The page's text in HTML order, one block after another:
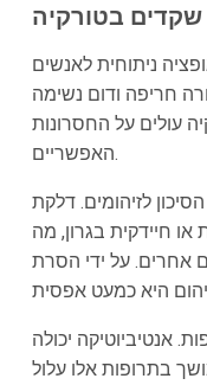
שקדים בטורקיה
ניתוחית לאנשים
חריפה ודום נשימה
עולים על החסרונות
האפשריים.
לזיהומים. דלקת
חיידקית בגרון, מה
אחרים. על ידי הסרת
אנטיביוטיקה יכולה
בתרופות אלו עלול